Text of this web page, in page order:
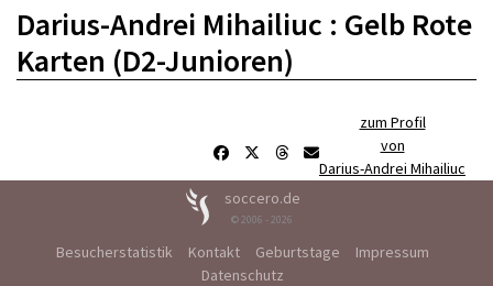
Darius-Andrei Mihailiuc : Gelb Rote
Karten (D2-Junioren)
zum Profil
von
Darius-Andrei Mihailiuc
soccero.de
© 2006 - 2026
Besucherstatistik Kontakt Geburtstage
Impressum
Datenschutz